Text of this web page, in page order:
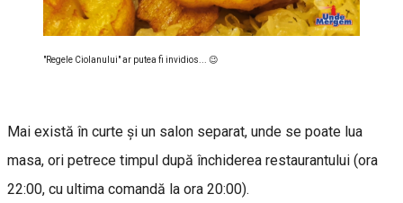
"Regele Ciolanului" ar putea fi invidios... 😉
Mai există în curte și un salon separat, unde se poate lua
masa, ori petrece timpul după închiderea restaurantului (ora
22:00, cu ultima comandă la ora 20:00).